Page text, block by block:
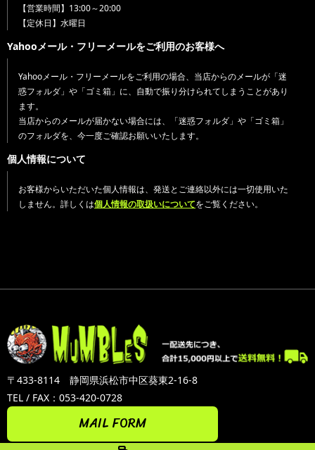
【営業時間】13:00～20:00
【定休日】水曜日
Yahooメール・フリーメールをご利用のお客様へ
Yahooメール・フリーメールをご利用の場合、当店からのメールが「迷
惑フォルダ」や「ゴミ箱」に、自動で振り分けられてしまうことがあり
ます。
当店からのメールが届かない場合には、「迷惑フォルダ」や「ゴミ箱」
のフォルダを、今一度ご確認お願いいたします。
個人情報について
お客様からいただいた個人情報は、発送とご連絡以外には一切使用いた
しません。詳しくは個人情報の取扱いについてをご覧ください。
〒433-8114 静岡県浜松市中区葵東2-16-8
TEL / FAX：053-420-0728
MAIL FORM